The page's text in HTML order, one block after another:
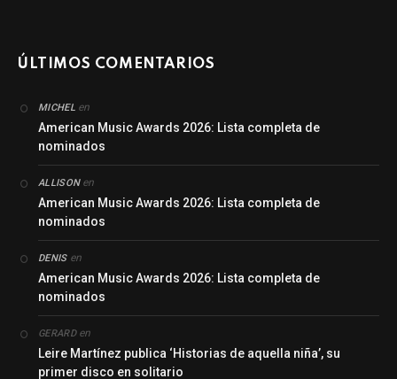
ÚLTIMOS COMENTARIOS
MICHELen
American Music Awards 2026: Lista completa de
nominados
ALLISONen
American Music Awards 2026: Lista completa de
nominados
DENISen
American Music Awards 2026: Lista completa de
nominados
GERARDen
Leire Martínez publica ‘Historias de aquella niña’, su
primer disco en solitario